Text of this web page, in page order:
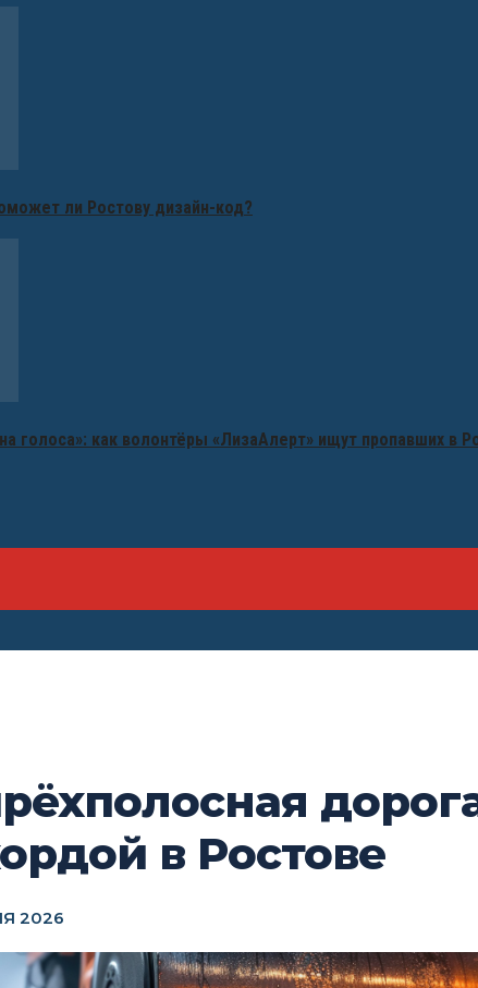
ли Ростову дизайн-код?
голоса»: как волонтёры «ЛизаАлерт» ищут пропавших в
в Ростове
2026